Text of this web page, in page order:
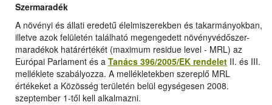
Szermaradék
A növényi és állati eredetű élelmiszerekben és takarmányokban,
illetve azok felületén található megengedett növényvédőszer-
maradékok határértékét (maximum residue level - MRL) az
Európai Parlament és a Tanács 396/2005/EK rendelet II. és III.
melléklete szabályozza. A mellékletekben szereplő MRL
értékeket a Közösség területén belül egységesen 2008.
szeptember 1-től kell alkalmazni.